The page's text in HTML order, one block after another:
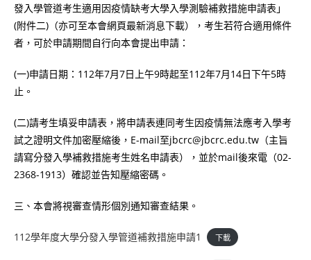
發入學管道考生適用因疫情缺考大學入學測驗補救措施申請表」
(附件二)（亦可至本會網頁最新消息下載），考生若符合適用條件
者，可於申請期間自行向本會提出申請：
(一)申請日期：112年7月7日上午9時起至112年7月14日下午5時
止。
(二)請考生填妥申請表，將申請表連同考生因疫情無法應考入學考
試之證明文件加密壓縮後，E-mail至jbcrc@jbcrc.edu.tw（主旨
請寫分發入學補救措施考生姓名申請表），並於mail後來電（02-
2368-1913）確認並告知壓縮密碼。
三、本會將視審查情形個別通知審查結果。
112學年度大學分發入學管道補救措施申請1 下載